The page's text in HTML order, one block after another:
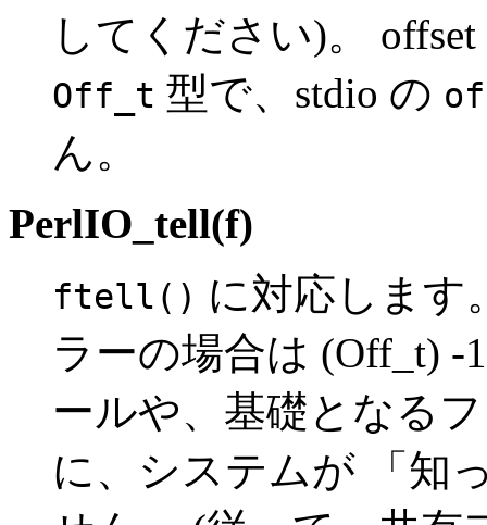
してください)。
Off_t 型で、stdio の
ん。
PerlIO_tell(f)
ftell() に対応します
ラーの場合は (Off_t)
ールや、基礎となる
に、システムが 「知